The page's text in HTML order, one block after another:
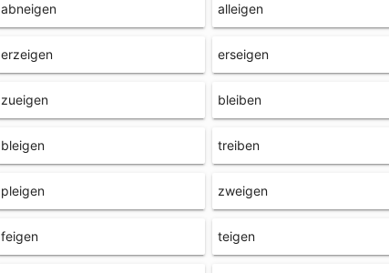
abneigen alleigen
erzeigen erseigen
zueigen bleiben
bleigen treiben
pleigen zweigen
feigen teigen